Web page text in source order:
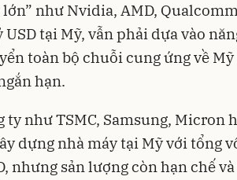
lớn” như Nvidia, AMD,
tại Mỹ, vẫn phải dựa vào
toàn bộ chuỗi cung ứng về
hạn.
ty như TSMC, Samsung, Micron
dựng nhà máy tại Mỹ với tổng
nhưng sản lượng còn hạn chế